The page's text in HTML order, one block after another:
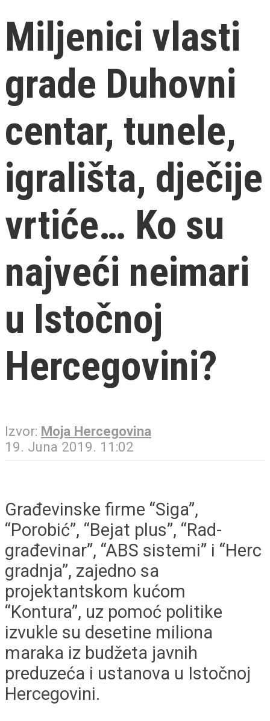
Miljenici vlasti
grade Duhovni
centar, tunele,
igrališta, dječije
vrtiće… Ko su
najveći neimari
u Istočnoj
Hercegovini?
Izvor: Moja Hercegovina
19. Juna 2019. 11:02
Građevinske firme “Siga”,
“Porobić”, “Bejat plus”, “Rad-
građevinar”, “ABS sistemi” i “Herc
gradnja”, zajedno sa
projektantskom kućom
“Kontura”, uz pomoć politike
izvukle su desetine miliona
maraka iz budžeta javnih
preduzeća i ustanova u Istočnoj
Hercegovini.